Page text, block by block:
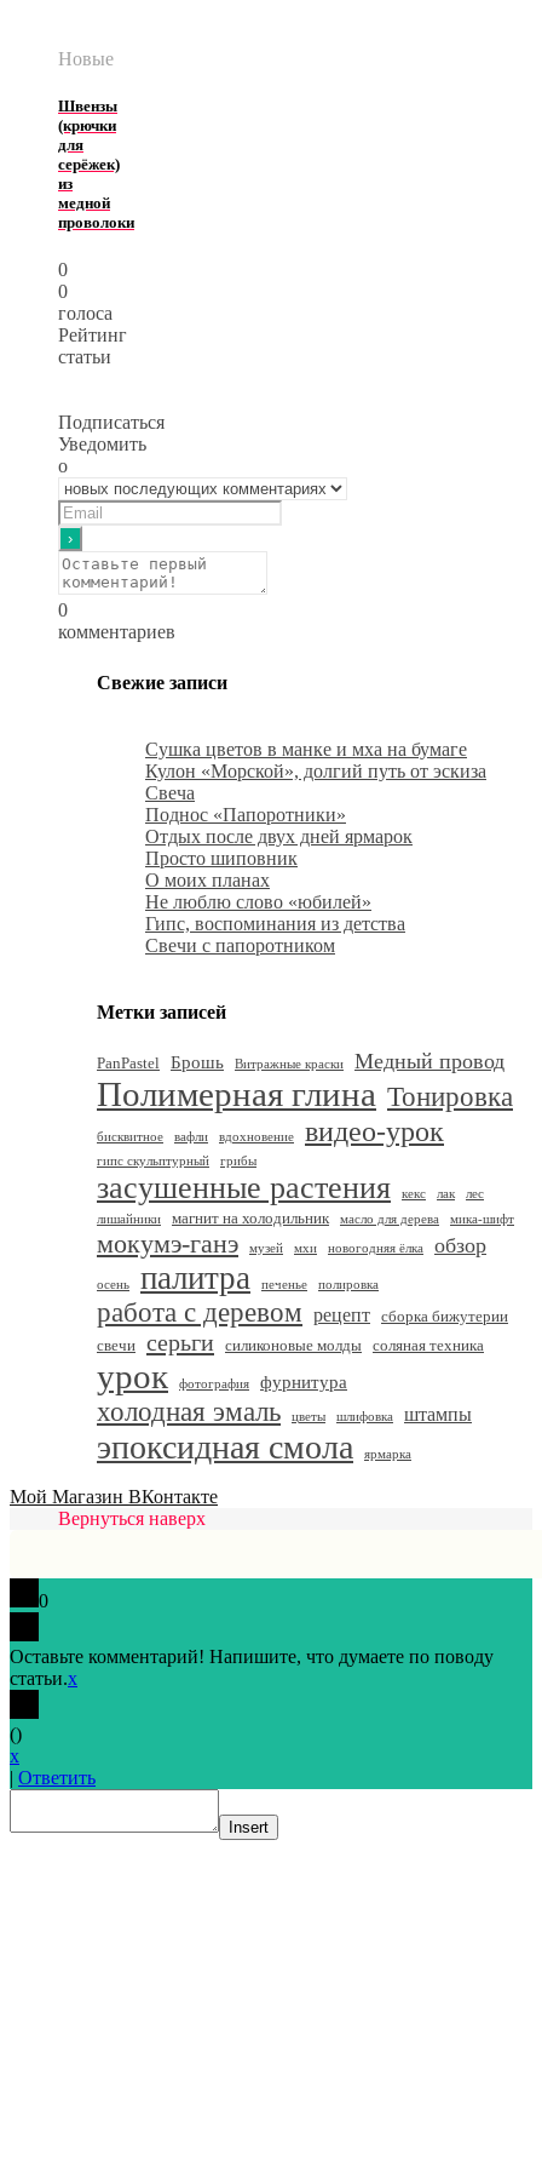
Новые
Швензы
(крючки
для
серёжек)
из
медной
проволоки
0
0
голоса
Рейтинг
статьи
Подписаться
Уведомить
о
0
комментариев
Свежие записи
Сушка цветов в манке и мха на бумаге
Кулон «Морской», долгий путь от эскиза
Свеча
Поднос «Папоротники»
Отдых после двух дней ярмарок
Просто шиповник
О моих планах
Не люблю слово «юбилей»
Гипс, воспоминания из детства
Свечи с папоротником
Метки записей
PanPastel Брошь Витражные краски Медный провод
Полимерная глина Тонировка
бисквитное вафли вдохновение видео-урок
гипс скульптурный грибы
засушенные растения кекс лак
лес
лишайники
магнит на холодильник масло для дерева мика-шифт
мокумэ-ганэ музей мхи новогодняя ёлка обзор
осень палитра печенье полировка
работа с деревом рецепт сборка бижутерии
свечи серьги силиконовые молды соляная техника
урок фотография фурнитура
холодная эмаль цветы шлифовка штампы
эпоксидная смола ярмарка
Мой Магазин ВКонтакте
Вернуться наверх
0
Оставьте комментарий! Напишите, что думаете по поводу
статьи.x
()
x
| Ответить
Insert